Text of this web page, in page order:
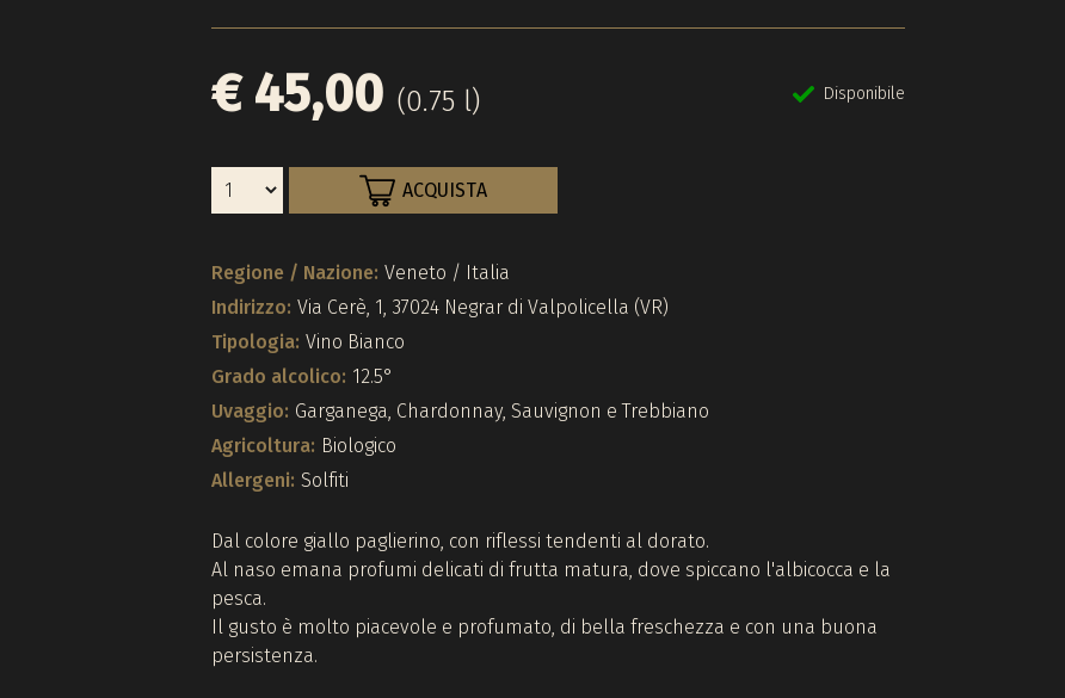
€ 45,00 (0.75 l) Disponibile
ACQUISTA
Regione / Nazione: Veneto / Italia
Indirizzo: Via Cerè, 1, 37024 Negrar di Valpolicella (VR)
Tipologia: Vino Bianco
Grado alcolico: 12.5°
Uvaggio: Garganega, Chardonnay, Sauvignon e Trebbiano
Agricoltura: Biologico
Allergeni: Solfiti
Dal colore giallo paglierino, con riflessi tendenti al dorato.
Al naso emana profumi delicati di frutta matura, dove spiccano l'albicocca e la
pesca.
Il gusto è molto piacevole e profumato, di bella freschezza e con una buona
persistenza.